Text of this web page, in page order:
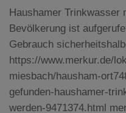
Haushamer Trinkwasser
Bevölkerung ist
Gebrauch
https://www.merkur.de/
miesbach/hausham-
gefunden-haushamer-
werden-9471374.html